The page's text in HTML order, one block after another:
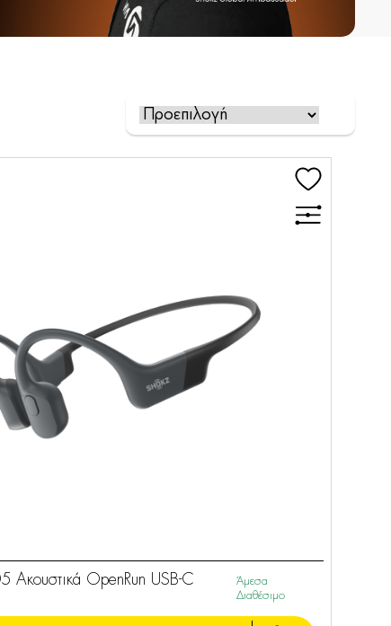
Ακουστικά OpenRun USB-C
Άμεσα
Διαθέσιμο